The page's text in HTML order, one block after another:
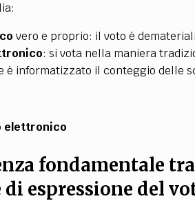
vero e proprio: il voto è
: si vota nella maniera
è informatizzato il conteggio delle
elettronico
fondamentale
di espressione del